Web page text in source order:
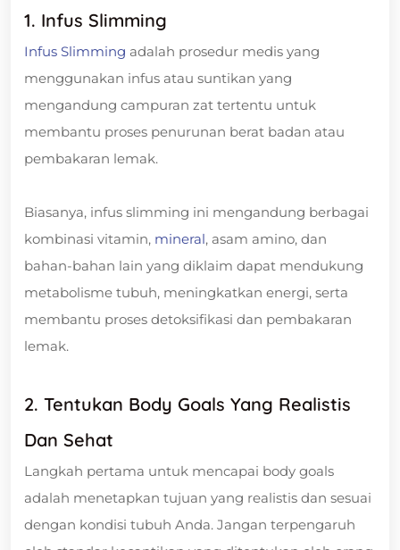
1. Infus Slimming
Infus Slimming adalah prosedur medis yang
menggunakan infus atau suntikan yang
mengandung campuran zat tertentu untuk
membantu proses penurunan berat badan atau
pembakaran lemak.
Biasanya, infus slimming ini mengandung berbagai
kombinasi vitamin, mineral, asam amino, dan
bahan-bahan lain yang diklaim dapat mendukung
metabolisme tubuh, meningkatkan energi, serta
membantu proses detoksifikasi dan pembakaran
lemak.
2. Tentukan Body Goals Yang Realistis
Dan Sehat
Langkah pertama untuk mencapai body goals
adalah menetapkan tujuan yang realistis dan sesuai
dengan kondisi tubuh Anda. Jangan terpengaruh